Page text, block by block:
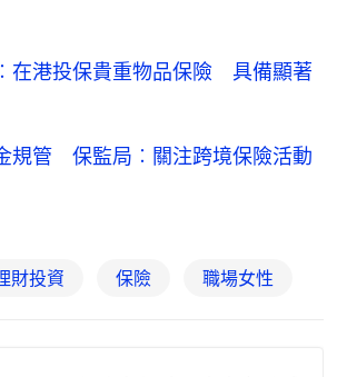
在港投保貴重物品保險 具備顯著
規管 保監局︰關注跨境保險活動
財投資 保險 職場女性